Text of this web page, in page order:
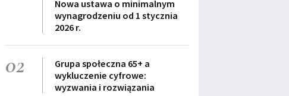
Nowa ustawa o minimalnym
wynagrodzeniu od 1 stycznia
2026 r.
02
Grupa społeczna 65+ a
wykluczenie cyfrowe:
wyzwania i rozwiązania